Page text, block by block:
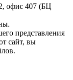
офис 407 (БЦ
представления
сайт, вы